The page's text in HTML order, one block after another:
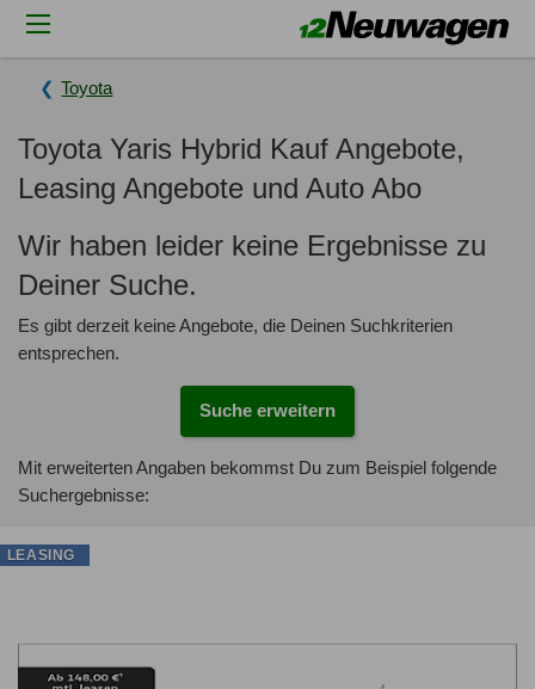
Toyota
Toyota Yaris Hybrid Kauf Angebote,
Leasing Angebote und Auto Abo
Wir haben leider keine Ergebnisse zu
Deiner Suche.
Es gibt derzeit keine Angebote, die Deinen Suchkriterien
entsprechen.
Suche erweitern
Mit erweiterten Angaben bekommst Du zum Beispiel folgende
Suchergebnisse:
LEASING